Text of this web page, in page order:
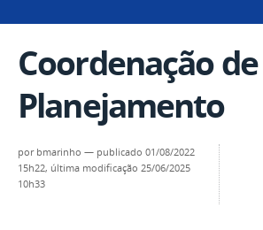
Coordenação de
Planejamento
por bmarinho — publicado 01/08/2022
15h22, última modificação 25/06/2025
10h33